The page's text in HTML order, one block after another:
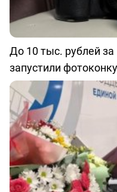
До 10 тыс. рублей
запустили